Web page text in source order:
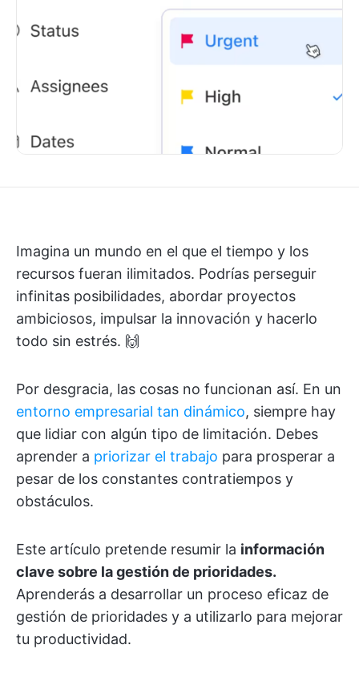
Imagina un mundo en el que el tiempo y los
recursos fueran ilimitados. Podrías perseguir
infinitas posibilidades, abordar proyectos
ambiciosos, impulsar la innovación y hacerlo
todo sin estrés. 🙌
Por desgracia, las cosas no funcionan así. En un
entorno empresarial tan dinámico, siempre hay
que lidiar con algún tipo de limitación. Debes
aprender a priorizar el trabajo para prosperar a
pesar de los constantes contratiempos y
obstáculos.
Este artículo pretende resumir la información
clave sobre la gestión de prioridades.
Aprenderás a desarrollar un proceso eficaz de
gestión de prioridades y a utilizarlo para mejorar
tu productividad.